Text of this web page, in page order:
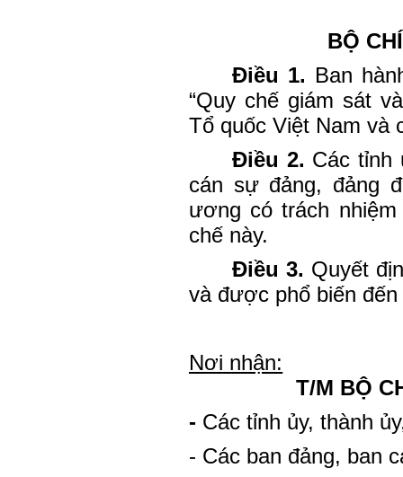
BỘ
Điều 1. Ban
“Quy chế giám sát
Tổ quốc Việt Nam và
Điều 2. Các tỉnh
cán sự đảng, đảng
ương có trách
chế này.
Điều 3. Quyết
và được phổ biến đến
Nơi nhận:
T/M BỘ
- Các tỉnh ủy, thành
- Các ban đảng, ban